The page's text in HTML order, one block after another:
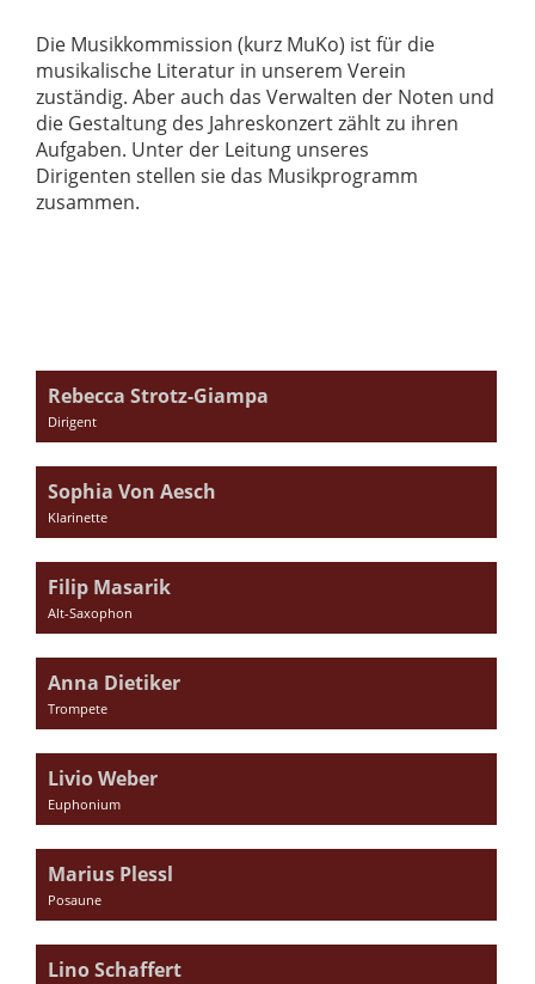
Die Musikkommission (kurz MuKo) ist für die
musikalische Literatur in unserem Verein
zuständig. Aber auch das Verwalten der Noten und
die Gestaltung des Jahreskonzert zählt zu ihren
Aufgaben. Unter der Leitung unseres
Dirigenten stellen sie das Musikprogramm
zusammen.
Rebecca Strotz-Giampa
Dirigent
Sophia Von Aesch
Klarinette
Filip Masarik
Alt-Saxophon
Anna Dietiker
Trompete
Livio Weber
Euphonium
Marius Plessl
Posaune
Lino Schaffert